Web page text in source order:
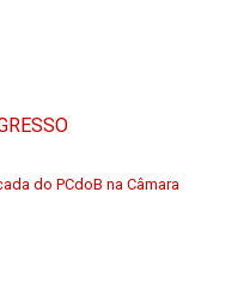
do PCdoB na Câmara